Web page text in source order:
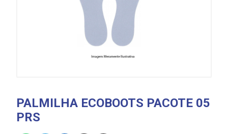
PALMILHA ECOBOOTS PACOTE 05
PRS